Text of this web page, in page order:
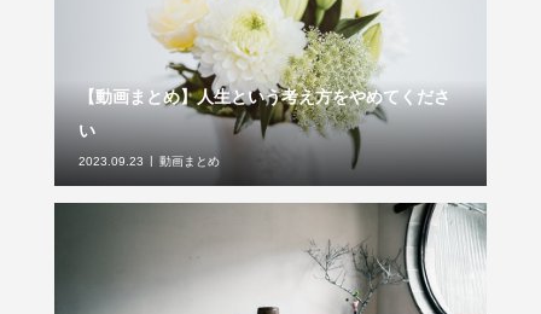
【動画まとめ】人生という考え方をやめてくださ
い
2023.09.23 動画まとめ